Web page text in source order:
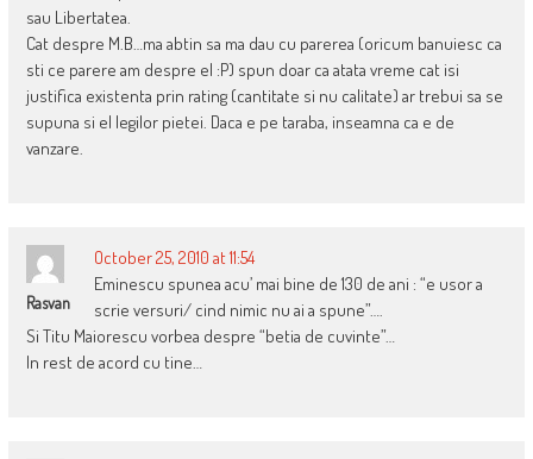
sau Libertatea.
Cat despre M.B…ma abtin sa ma dau cu parerea (oricum banuiesc ca
sti ce parere am despre el :P) spun doar ca atata vreme cat isi
justifica existenta prin rating (cantitate si nu calitate) ar trebui sa se
supuna si el legilor pietei. Daca e pe taraba, inseamna ca e de
vanzare.
Rasvan
October 25, 2010 at 11:54
Eminescu spunea acu’ mai bine de 130 de ani : “e usor a
scrie versuri/ cind nimic nu ai a spune”….
Si Titu Maiorescu vorbea despre “betia de cuvinte”…
In rest de acord cu tine…